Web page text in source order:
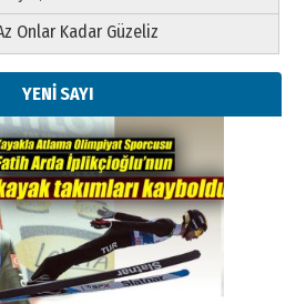
Onlar Kadar Güzeliz
YENİ SAYI